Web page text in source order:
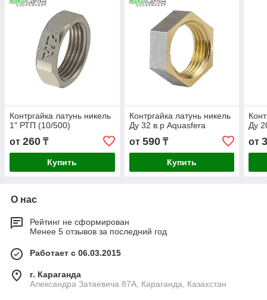
Контргайка латунь никель
1" РТП (10/500)
от 260 ₸
Купить
Контргайка латунь никель
Ду 32 в.р Aquasfera
от 590₸
Купить
Ду
от
О нас
Рейтинг не сформирован
Менее 5 отзывов за последний год
Работает с 06.03.2015
г. Караганда
Александра Затаевича 87А, Караганда, Казахстан